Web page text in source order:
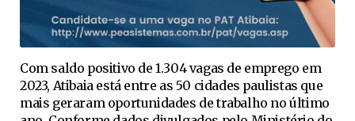
Com saldo positivo de 1.304 vagas de emprego em
2023, Atibaia está entre as 50 cidades paulistas que
mais geraram oportunidades de trabalho no último